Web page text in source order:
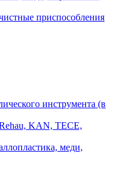
приспособления
инструмента (в
KAN, TECE,
меди,